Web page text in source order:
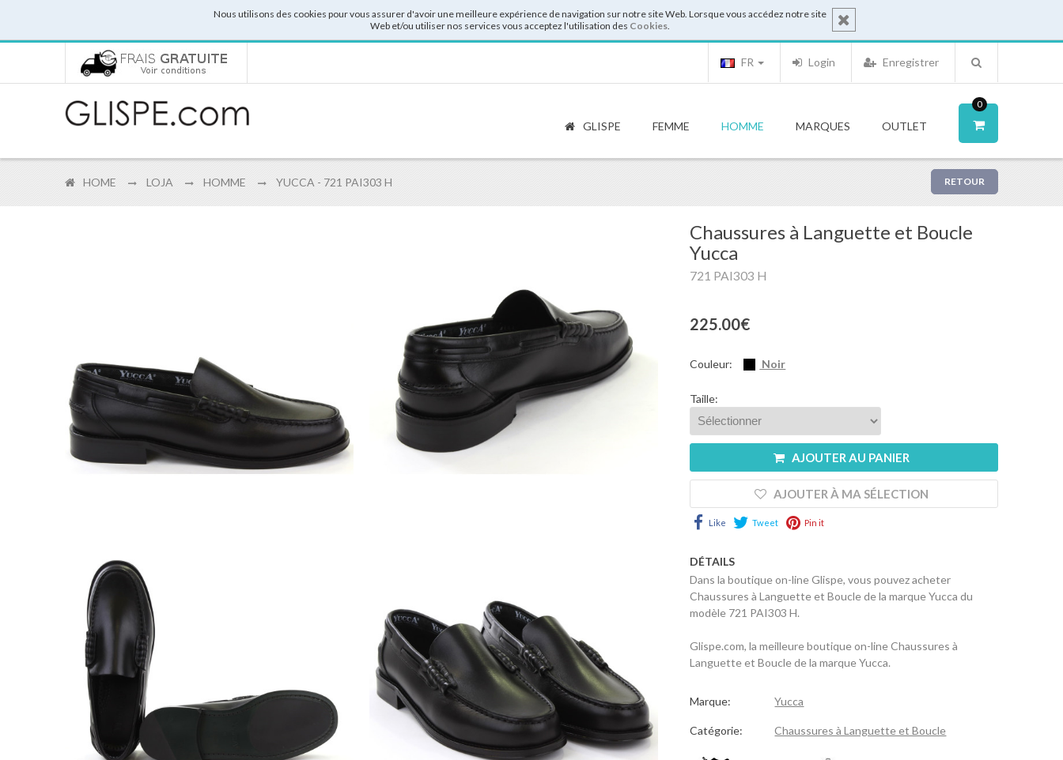
Nous utilisons des cookies pour vous assurer d'avoir une meilleure expérience de navigation sur notre site Web. Lorsque vous accédez notre site
Web et/ou utiliser nos services vous acceptez l'utilisation des Cookies.
Enregistrer
Login
FR
0
GLISPE FEMME HOMME MARQUES OUTLET
RETOUR
HOME LOJA HOMME YUCCA - 721 PAI303 H
Chaussures à Languette et Boucle
Yucca
721 PAI303 H
225.00€
Couleur: Noir
Taille:
AJOUTER AU PANIER
AJOUTER À MA SÉLECTION
Like Tweet Pin it
DÉTAILS
Dans la boutique on-line Glispe, vous pouvez acheter
Chaussures à Languette et Boucle de la marque Yucca du
modèle 721 PAI303 H.
Glispe.com, la meilleure boutique on-line Chaussures à
Languette et Boucle de la marque Yucca.
Marque: Yucca
Catégorie: Chaussures à Languette et Boucle